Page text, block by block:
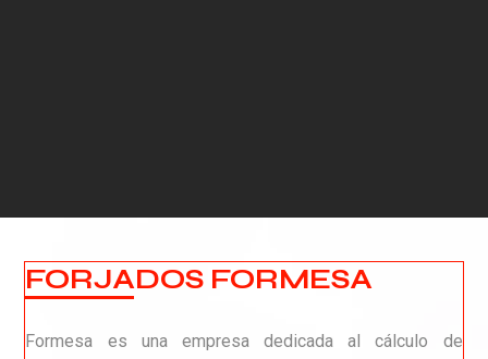
FORJADOS FORMESA
Formesa es una empresa dedicada al cálculo de